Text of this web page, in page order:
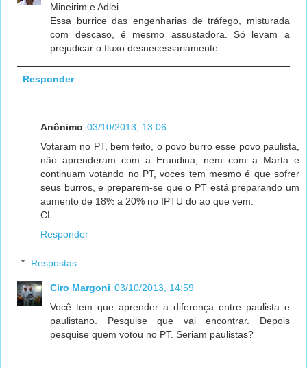
Mineirim e Adlei
Essa burrice das engenharias de tráfego, misturada
com descaso, é mesmo assustadora. Só levam a
prejudicar o fluxo desnecessariamente.
Responder
Anônimo 03/10/2013, 13:06
Votaram no PT, bem feito, o povo burro esse povo paulista,
não aprenderam com a Erundina, nem com a Marta e
continuam votando no PT, voces tem mesmo é que sofrer
seus burros, e preparem-se que o PT está preparando um
aumento de 18% a 20% no IPTU do ao que vem.
CL.
Responder
Respostas
Ciro Margoni 03/10/2013, 14:59
Você tem que aprender a diferença entre paulista e
paulistano. Pesquise que vai encontrar. Depois
pesquise quem votou no PT. Seriam paulistas?